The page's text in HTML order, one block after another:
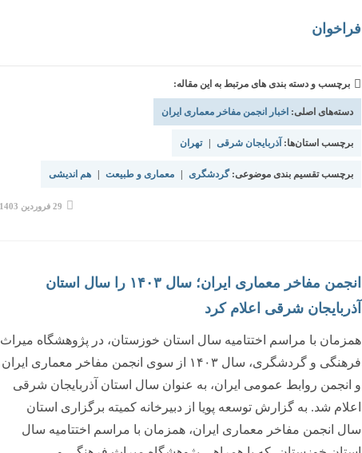
فراخوان
برچسب و دسته بندی های مرتبط به این مقاله:
دسته‌های اصلی: اخبار انجمن مفاخر معماری ایران
برچسب استان‌ها: آذربایجان شرقی تهران
برچسب تقسیم بندی موضوعی:گردشگری معماری و طبیعت هم اندیشی
نوشته
29 فروردین 1403
انجمن مفاخر معماری ایران؛ سال ۱۴۰۳ را سال استان
آذربایجان شرقی اعلام کرد
همزمان با مراسم اختتامیه سال استان خوزستان، در پژوهشگاه میراث
فرهنگی و گردشگری، سال ۱۴۰۳ از سوی انجمن مفاخر معماری ایران
و انجمن روابط عمومی ایران، به عنوان سال استان آذربایجان شرقی
اعلام شد. به گزارش توسعه پویا از دبیرخانه کمیته برگزاری استان
سال انجمن مفاخر معماری ایران، همزمان با مراسم اختتامیه سال